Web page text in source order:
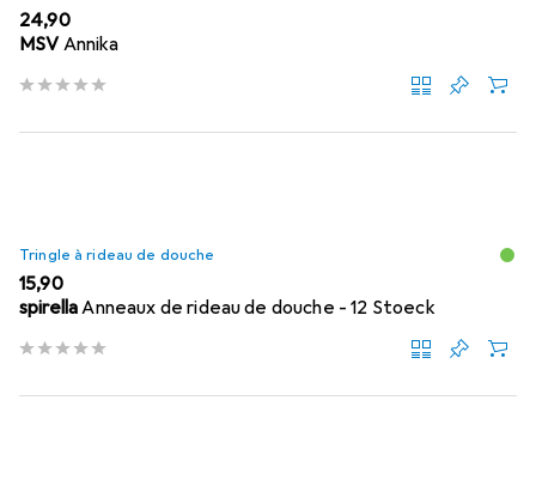
EUR
24,90
MSVAnnika
Tringle à rideau de douche
EUR
15,90
spirellaAnneaux de rideau de douche - 12 Stoeck